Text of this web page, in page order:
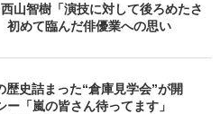
山智樹「演技に対して後ろめたさ
めて臨んだ俳優業への思い
歴史詰まった“倉庫見学会”が開
「嵐の皆さん待ってます」